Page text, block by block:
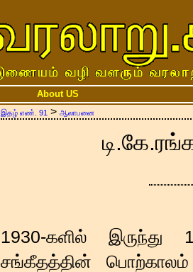
About US
இதழ் எண். 91 > ஆலாபனை
1930-களில்
சங்கீதத்தின் பொற்காலம்